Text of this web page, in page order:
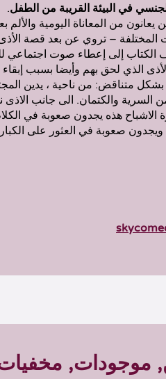
في البيئة القريبة من الطفل.
من المعاناة اليومية والألم
المختلفة – تروي عن بعد قصة
إلى إعطاء صوت اجتماعي
الذي لحق بهم وأيضا بسبب
متناقض: من ناحية ، يدين
السرية والكتمان. الى جانب
الاشباح هذه يجدون صعوبة في
صعوبة في العثور على
موجودات,